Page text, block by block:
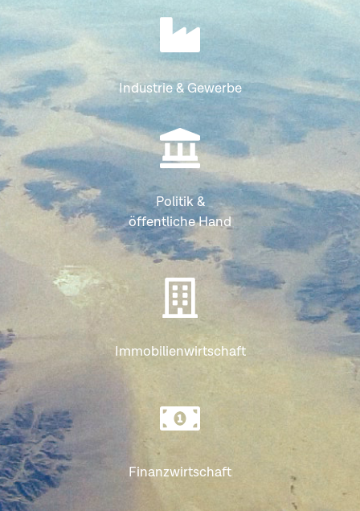
Industrie & Gewerbe
Politik &
öffentliche Hand
Immobilien­wirtschaft
Finanz­wirtschaft